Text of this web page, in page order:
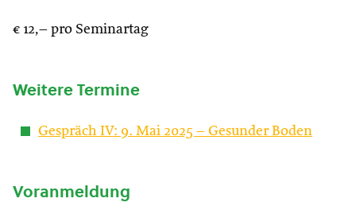
€ 12,– pro Seminartag
Weitere Termine
Gespräch IV: 9. Mai 2025 – Gesunder Boden
Voranmeldung